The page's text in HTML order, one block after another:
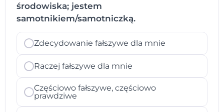
środowiska; jestem
samotnikiem/samotniczką.
Zdecydowanie fałszywe dla mnie
Raczej fałszywe dla mnie
Częściowo fałszywe, częściowo
prawdziwe